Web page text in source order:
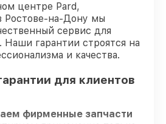
центре Pard,
Ростове-на-Дону мы
сервис для
Наши гарантии строятся на
и качества.
для клиентов
фирменные запчасти